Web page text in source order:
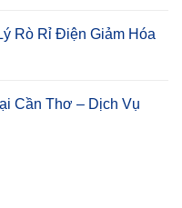
Rò Rỉ Điện Giảm Hóa
Cần Thơ – Dịch Vụ